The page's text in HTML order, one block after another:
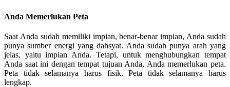
Anda Memerlukan Peta
Saat Anda sudah memiliki impian, benar-benar impian, Anda sudah
punya sumber energi yang dahsyat. Anda sudah punya arah yang
jelas, yaitu impian Anda. Tetapi, untuk menghubungkan tempat
Anda saat ini dengan tempat tujuan Anda, Anda memerlukan peta.
Peta tidak selamanya harus fisik. Peta tidak selamanya harus
lengkap.